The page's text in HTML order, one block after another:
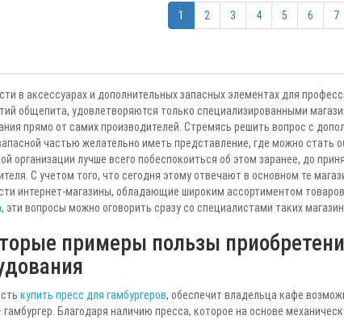
1 2 3 4 5 6 7
в аксессуарах и дополнительных запасных элементах для
общепита, удовлетворяются только специализированными
прямо от самих производителей. Стремясь решить вопрос с
частью желательно иметь представление, где можно стать
организации лучше всего побеспокоиться об этом заранее, до
С учетом того, что сегодня этому отвечают в основном те
интернет-магазины, обладающие широким ассортиментом
, эти вопросы можно оговорить сразу со специалистами таких
примеры пользы
купить пресс для гамбургеров, обеспечит владельца кафе
гамбургер. Благодаря наличию пресса, которое на основе